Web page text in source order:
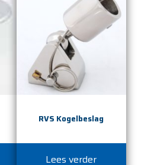
RVS Kogelbeslag
Lees verder